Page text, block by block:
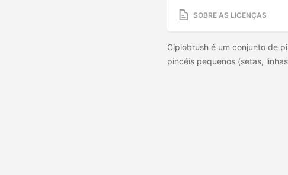
SOBRE AS LICENÇAS
Cipiobrush é um conjunto de
pincéis pequenos (setas,